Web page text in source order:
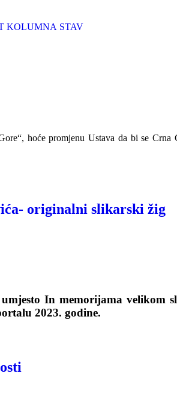
KOLUMNA STAV
hoće promjenu Ustava da bi se Crna
originalni slikarski žig
In memorijama velikom
2023. godine.